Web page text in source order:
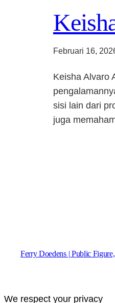
Februari 16,
Keisha Alvaro
sisi lain dari
juga
Ferry Doedens | Public
We respect your privacy